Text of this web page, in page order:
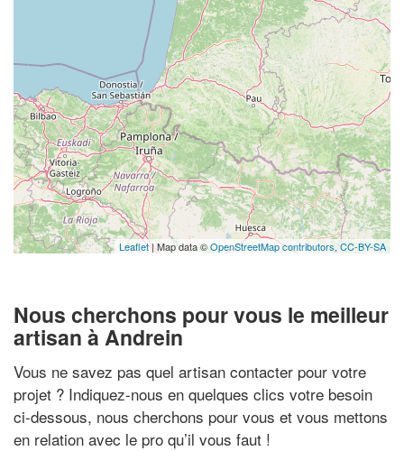
Leaflet| Map data ©OpenStreetMap contributors, CC-BY-SA
Nous cherchons pour vous le meilleur
artisan à Andrein
Vous ne savez pas quel artisan contacter pour votre
projet ? Indiquez-nous en quelques clics votre besoin
ci-dessous, nous cherchons pour vous et vous mettons
en relation avec le pro qu’il vous faut !